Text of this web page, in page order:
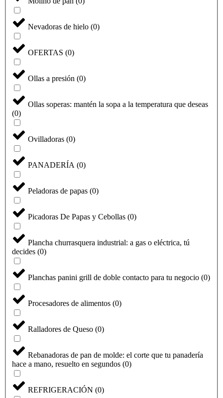
Nevadoras de hielo (0)
OFERTAS (0)
Ollas a presión (0)
Ollas soperas: mantén la sopa a la temperatura que deseas
(0)
Ovilladoras (0)
PANADERÍA (0)
Peladoras de papas (0)
Picadoras De Papas y Cebollas (0)
Plancha churrasquera industrial: a gas o eléctrica, tú
decides (0)
Planchas panini grill de doble contacto para tu negocio (0)
Procesadores de alimentos (0)
Ralladores de Queso (0)
Rebanadoras de pan de molde: el corte que tu panadería
hace a mano, resuelto en segundos (0)
REFRIGERACIÓN (0)
¿Cómo calificarías tu experiencia?
Seleccione
una
opción
de
a
5
No fue buena Muy Buena